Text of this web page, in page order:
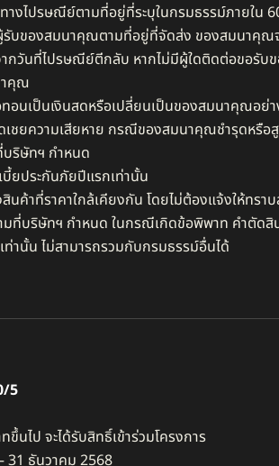
งไปรษณีย์ตามที่อยู่ที่ระบุในกรมธรรม์ภายใน
ผู้รับของสมนาคุณตามที่อยู่ที่จัดส่ง ของสมนาคุ
ากวันที่ไปรษณีย์ตีกลับ หากไม่มีผู้ใดติดต่อขอรับ
าคุณ​
นเป็นเงินสดหรือเปลี่ยนเป็นของสมนาคุณอย่า
ชยความเสียหาย กรณีของสมนาคุณชำรุดหรือ
บริษัทฯ กำหนด​
บี้ยประกันภัยปีแรกเท่านั้น​
ค้าที่ราคาใกล้เคียงกัน โดยไม่ต้องแจ้งให้ทรา
ามที่บริษัทฯ กำหนด ในกรณีเกิดข้อพิพาท คำตัด
านั้น ไม่สามารถรวมกับกรมธรรม์อื่นได้
5
นไป จะได้รับสิทธิ์เข้าร่วมโครงการ​
31 ธันวาคม 2568​